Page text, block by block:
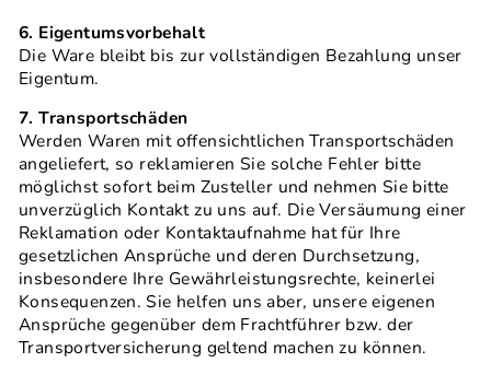
6. Eigentumsvorbehalt
Die Ware bleibt bis zur vollständigen Bezahlung unser
Eigentum.
7. Transportschäden
Werden Waren mit offensichtlichen Transportschäden
angeliefert, so reklamieren Sie solche Fehler bitte
möglichst sofort beim Zusteller und nehmen Sie bitte
unverzüglich Kontakt zu uns auf. Die Versäumung einer
Reklamation oder Kontaktaufnahme hat für Ihre
gesetzlichen Ansprüche und deren Durchsetzung,
insbesondere Ihre Gewährleistungsrechte, keinerlei
Konsequenzen. Sie helfen uns aber, unsere eigenen
Ansprüche gegenüber dem Frachtführer bzw. der
Transportversicherung geltend machen zu können.